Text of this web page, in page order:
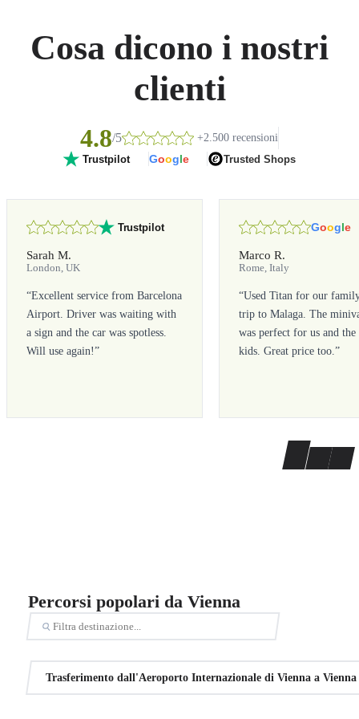
Cosa dicono i nostri
clienti
4.8/5 +2.500 recensioni
Trustpilot Google Trusted Shops
Trustpilot
Sarah M.
London, UK
“Excellent service from Barcelona
Airport. Driver was waiting with
a sign and the car was spotless.
Will use again!”
Google
Marco R.
Rome, Italy
“Used Titan for our
trip to Malaga. The
was perfect for us and the
kids. Great price too.”
Percorsi popolari da Vienna
Trasferimento dall'Aeroporto Internazionale di Vienna a Vienna